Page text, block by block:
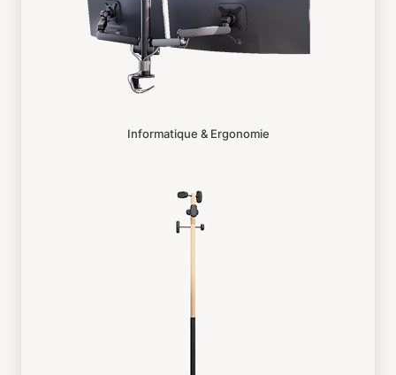
Informatique & Ergonomie